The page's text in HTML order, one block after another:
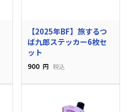
【2025年BF】旅するつ
ば九郎ステッカー6枚セ
ット
900 円 税込